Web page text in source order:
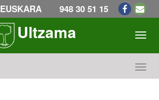
EUSKARA 948 30 51 15
Ultzama